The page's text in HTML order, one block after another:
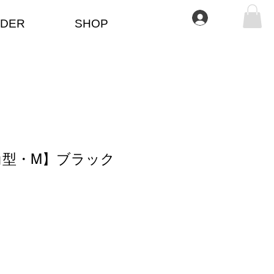
SHOP Iniciar sesión
・M】ブラック